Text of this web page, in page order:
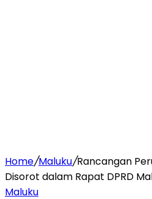
Home/Maluku/Rancangan
Disorot dalam Rapat DPRD
Maluku